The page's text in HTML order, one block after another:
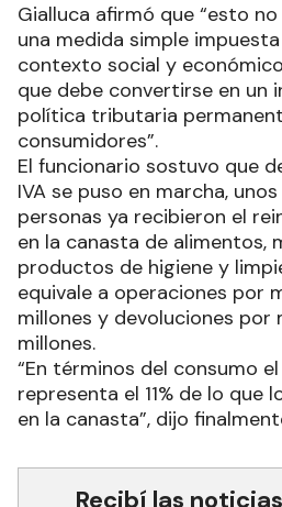
Gialluca afirmó que “esto
una medida simple
contexto social y
que debe convertirse en un
política tributaria
consumidores”.
El funcionario sostuvo que
IVA se puso en marcha,
personas ya recibieron el
en la canasta de alimentos,
productos de higiene y
equivale a operaciones por
millones y devoluciones por
millones.
“En términos del consumo
representa el 11% de lo que
en la canasta”, dijo
Recibí las